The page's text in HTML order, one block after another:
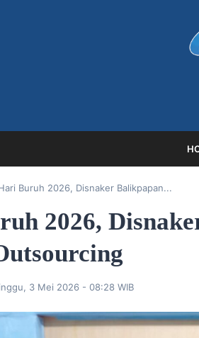
Buruh 2026, Disnaker Balikpapan...
2026,
3 Mei 2026 - 08:28 WIB